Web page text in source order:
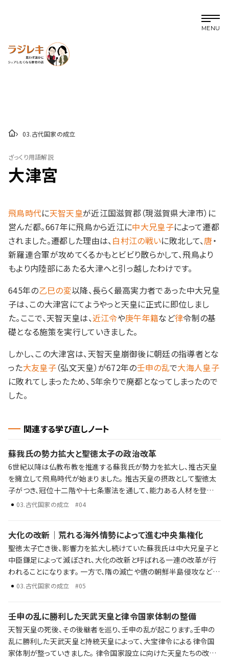
MENU
03.古代国家の成立
ざっくり用語解説
大津宮
飛鳥時代に天智天皇が近江国滋賀郡（現滋賀県大津市）に
営んだ都。667年に飛鳥から近江に中大兄皇子によって遷都
されました。遷都した理由は、白村江の戦いに敗北して、唐・
新羅連合軍が攻めてくるかもとビビり散らかして、飛鳥より
もより内陸部にあたる大津へと引っ越したわけです。
645年の乙巳の変以降、長らく最高実力者であった中大兄皇
子は、この大津宮にてようやっと天皇に正式に即位しまし
た。ここで、天智天皇は、近江令や庚午年籍など律令制の基
礎となる施策を実行していきました。
しかし、この大津宮は、天智天皇崩御後に朝廷の指導者とな
った大友皇子（弘文天皇）が672年の壬申の乱で大海人皇子
に敗れてしまったため、5年余りで廃都となってしまったので
した。
関連する学び直しノート
蘇我氏の勢力拡大と聖徳太子の政治改革
6世紀以降は仏教布教を推進する蘇我氏が勢力を拡大し、推古天皇
を擁立して飛鳥時代が始まりました。 推古天皇の摂政として聖徳太
子がつき、冠位十二階や十七条憲法を通して、能力ある人材を登用す
る体制を整えようとしました。 蘇我氏の勢力拡大 聖徳太子の政治改
への影響を、ラジレキが独自解説します。
03.古代国家の成立 #04
大化の改新｜荒れる海外情勢によって進む中央集権化
聖徳太子亡き後、影響力を拡大し続けていた蘇我氏は中大兄皇子と
中臣鎌足によって滅ぼされ、大化の改新と呼ばれる一連の改革が行
われることになります。 一方で、隋の滅亡や唐の朝鮮半島侵攻など大
陸情勢は不安定な状況が続き、百済と関係の深かった日本も巻き込
ない彼らの野望、戦略、そして後の時代への影響を、ラジレキが独自
解説します。
03.古代国家の成立 #05
壬申の乱に勝利した天武天皇と律令国家体制の整備
天智天皇の死後、その後継者を巡り、壬申の乱が起こります。壬申の
乱に勝利した天武天皇と持統天皇によって、大宝律令による律令国
家体制が整っていきました。 律令国家設立に向けた天皇たちの改革